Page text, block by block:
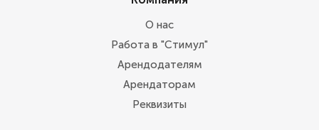
О нас
Работа в "Стимул"
Арендодателям
Арендаторам
Реквизиты